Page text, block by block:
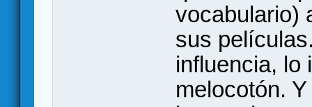
vocabulario)
sus
influencia, lo
melocotón.